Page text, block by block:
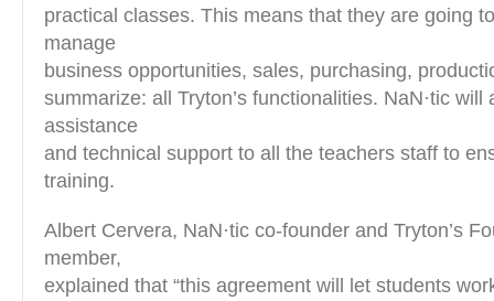
practical classes. This means that they are going
manage
business opportunities, sales, purchasing,
summarize: all Tryton’s functionalities. NaN·tic will
assistance
and technical support to all the teachers staff to
training.
Albert Cervera, NaN·tic co-founder and Tryton’s
member,
explained that “this agreement will let students